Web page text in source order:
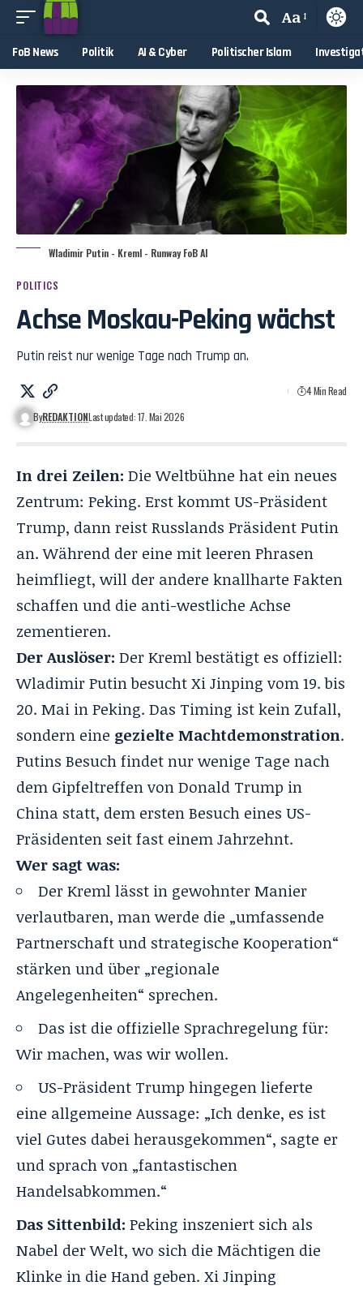
Aa
FoB News Politik AI & Cyber Politischer Islam
Wladimir Putin - Kreml - Runway FoB AI
POLITICS
Achse Moskau-Peking wächst
Putin reist nur wenige Tage nach Trump an.
ByREDAKTIONLast updated: 17. Mai 2026
4 Min Read
In drei Zeilen: Die Weltbühne hat ein neues
Zentrum: Peking. Erst kommtUS-Präsident
Trump, dann reist Russlands Präsident Putin
an. Während der eine mit leeren Phrasen
heimfliegt, will der andere knallharte Fakten
schaffen und die anti-westliche Achse
zementieren.
Der Auslöser: Der Kreml bestätigt es offiziell:
Wladimir Putin besucht Xi Jinping vom 19. bis
20. Mai in Peking. Das Timing ist kein Zufall,
sondern eine gezielte Machtdemonstration.
Putins Besuch findet nur wenige Tage nach
dem Gipfeltreffen von Donald Trump in
China statt, dem ersten Besuch eines US-
Präsidenten seit fast einem Jahrzehnt.
Wer sagt was:
Der Kreml lässt in gewohnter Manier
verlautbaren, man werde die „umfassende
Partnerschaft und strategische Kooperation“
stärken und über „regionale
Angelegenheiten“ sprechen.
Das ist die offizielle Sprachregelung für:
Wir machen, was wir wollen.
US-Präsident Trump hingegen lieferte
eine allgemeine Aussage: „Ich denke, es ist
viel Gutes dabei herausgekommen“, sagte er
und sprach von „fantastischen
Handelsabkommen.“
Das Sittenbild: Peking inszeniert sich als
Nabel der Welt, wo sich die Mächtigen die
Klinke in die Hand geben. Xi Jinping